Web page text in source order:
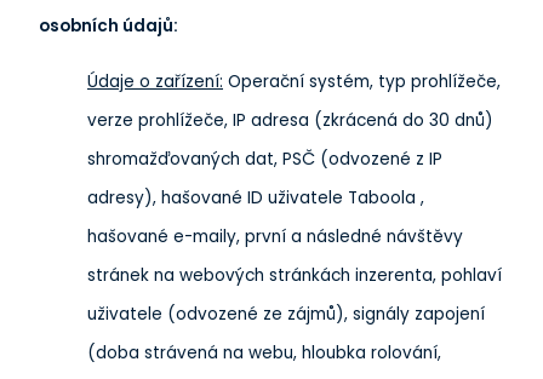
osobních údajů:
Údaje o zařízení: Operační systém, typ prohlížeče,
verze prohlížeče, IP adresa (zkrácená do 30 dnů)
shromažďovaných dat, PSČ (odvozené z IP
adresy), hašované ID uživatele Taboola ,
hašované e-maily, první a následné návštěvy
stránek na webových stránkách inzerenta, pohlaví
uživatele (odvozené ze zájmů), signály zapojení
(doba strávená na webu, hloubka rolování,